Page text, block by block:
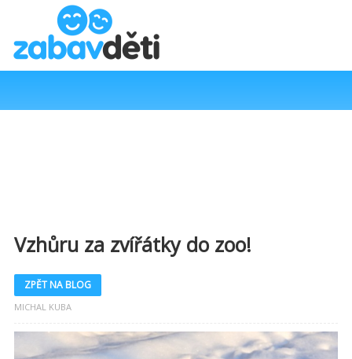
Vzhůru za zvířátky do zoo!
ZPĚT NA BLOG
MICHAL KUBA